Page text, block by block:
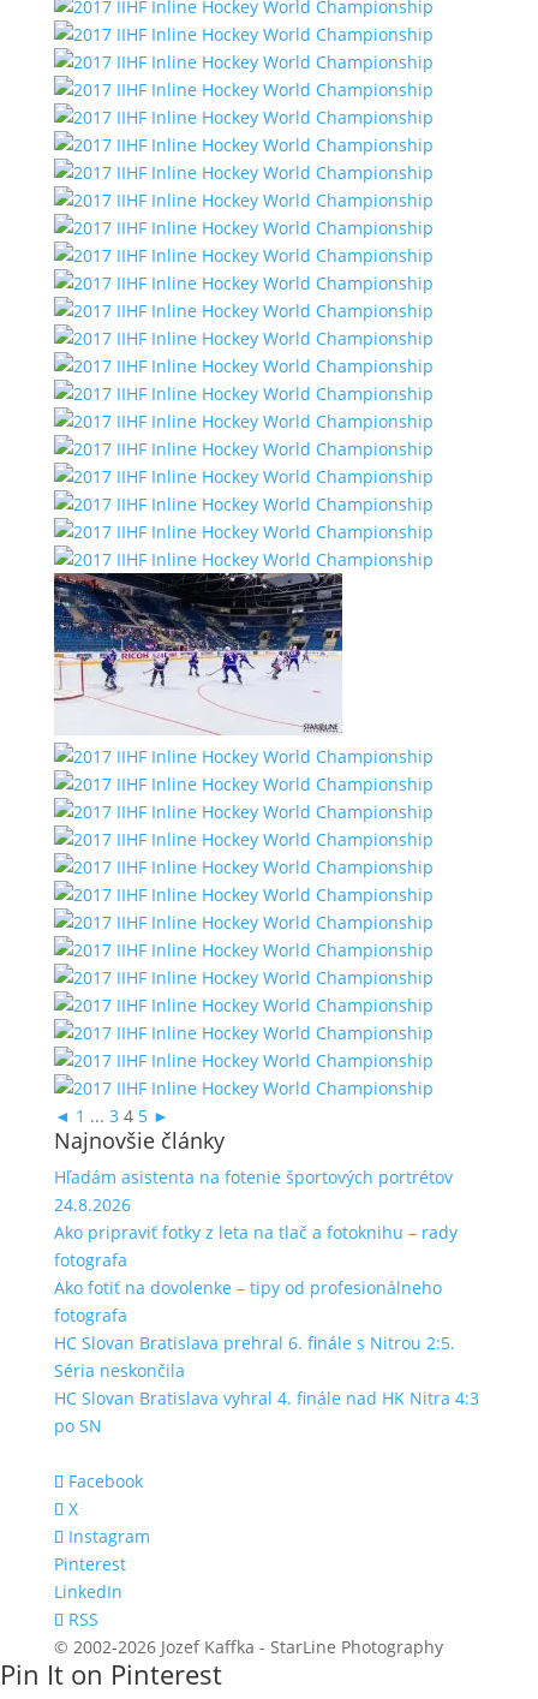
◄ 1 ... 3 4 5 ►
Najnovšie články
Hľadám asistenta na fotenie športových portrétov
24.8.2026
Ako pripraviť fotky z leta na tlač a fotoknihu – rady
fotografa
Ako fotiť na dovolenke – tipy od profesionálneho
fotografa
HC Slovan Bratislava prehral 6. finále s Nitrou 2:5.
Séria neskončila
HC Slovan Bratislava vyhral 4. finále nad HK Nitra 4:3
po SN
Facebook
X
Instagram
Pinterest
LinkedIn
RSS
© 2002-2026 Jozef Kaffka - StarLine Photography
Pin It on Pinterest